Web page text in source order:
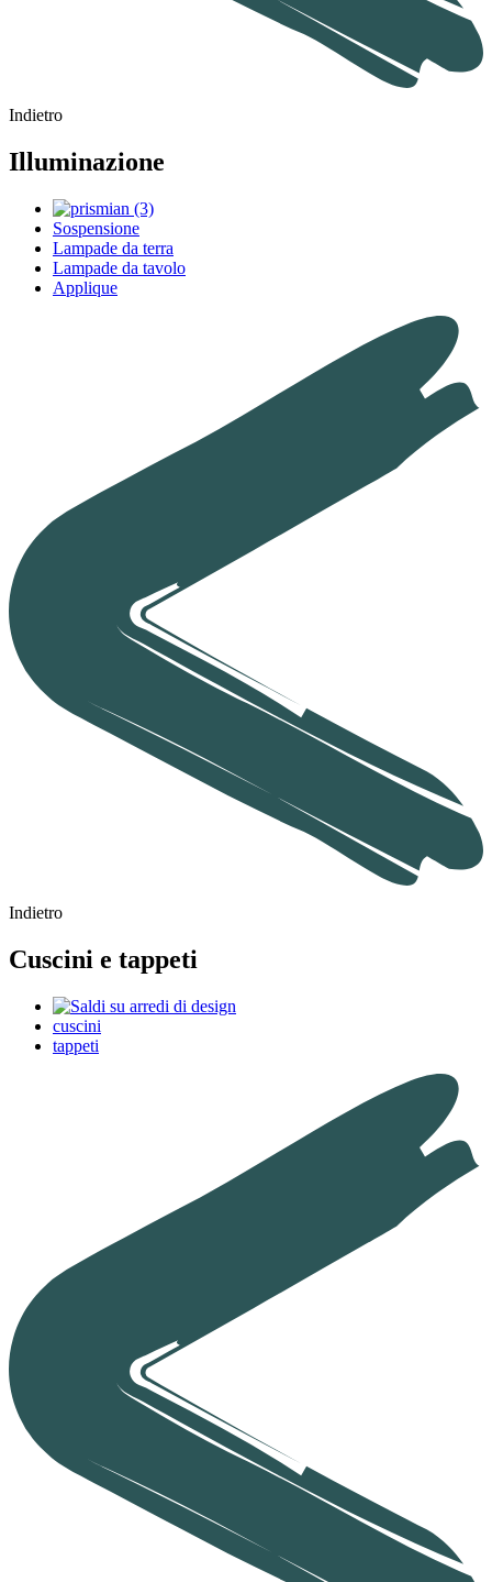
Indietro
Illuminazione
Sospensione
Lampade da terra
Lampade da tavolo
Applique
Indietro
Cuscini e tappeti
cuscini
tappeti